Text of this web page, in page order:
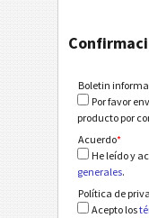
Boletin
Por favor
producto por
Acuerdo*
He leído y
generales.
Política de
Acepto los